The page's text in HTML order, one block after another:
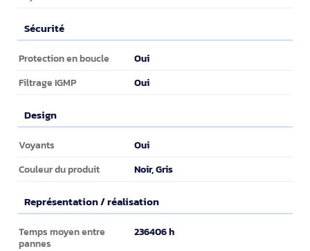
Sécurité
Sécurité
Protection en boucle Oui
Filtrage IGMP Oui
Design
Design
Voyants Oui
Couleur du produit Noir, Gris
Représentation / réalisation
Représentation / réalisation
Temps moyen entre
pannes
236406 h